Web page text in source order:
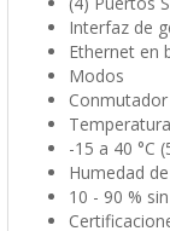
Interfaz de
Ethernet en
Modos
-15 a 40 °C
Humedad
10 - 90 %